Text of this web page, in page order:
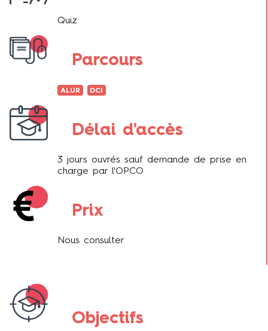
Quiz
Parcours
ALUR DCI
Délai d'accès
3 jours ouvrés sauf demande de prise en
charge par l'OPCO
Prix
Nous consulter
Objectifs